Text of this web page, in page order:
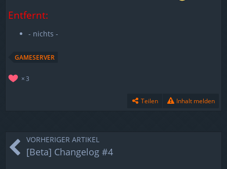
Entfernt:
- nichts -
GAMESERVER
3
Teilen Inhalt melden
VORHERIGER ARTIKEL
[Beta] Changelog #4